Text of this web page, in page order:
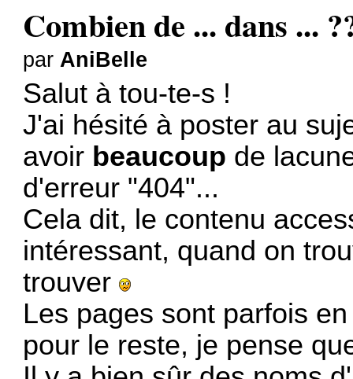
Combien de ... dans ...
par AniBelle
Salut à tou-te-s !
J'ai hésité à poster au
avoir beaucoup de
d'erreur "404"...
Cela dit, le contenu
intéressant, quand on
trouver
Les pages sont parfois
pour le reste, je pense